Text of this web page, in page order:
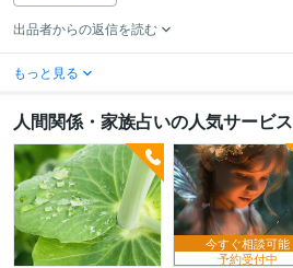
出品者からの返信を読む
もっと見る
人間関係・家族占いの人気サービス
今すぐ相談可能
予約受付中